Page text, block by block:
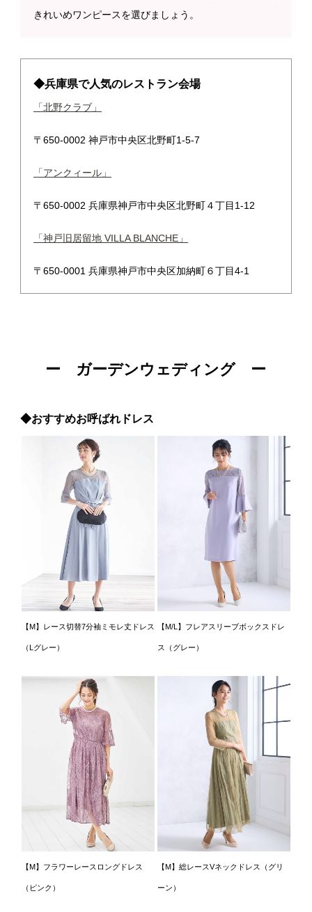
きれいめワンピースを選びましょう。
◆兵庫県で人気のレストラン会場
「北野クラブ」
〒650-0002 神戸市中央区北野町1-5-7
「アンクィール」
〒650-0002 兵庫県神戸市中央区北野町４丁目1-12
「神戸旧居留地 VILLA BLANCHE」
〒650-0001 兵庫県神戸市中央区加納町６丁目4-1
ー ガーデンウェディング ー
◆おすすめお呼ばれドレス
【M】レース切替7分袖ミモレ丈ドレス
（Lグレー）
【M/L】フレアスリーブボックスドレ
ス（グレー）
【M】フラワーレースロングドレス
（ピンク）
【M】総レースVネックドレス（グリ
ーン）